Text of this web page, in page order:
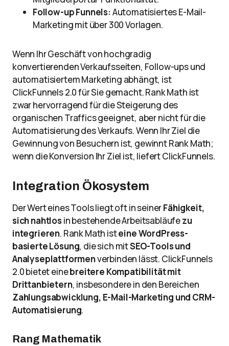
Follow-up Funnels:Automatisiertes E-Mail-
Marketing mit über 300 Vorlagen.
Wenn Ihr Geschäft von hochgradig
konvertierenden Verkaufsseiten, Follow-ups und
automatisiertem Marketing abhängt, ist
ClickFunnels 2.0 für Sie gemacht. Rank Math ist
zwar hervorragend für die Steigerung des
organischen Traffics geeignet, aber nicht für die
Automatisierung des Verkaufs. Wenn Ihr Ziel die
Gewinnung von Besuchern ist, gewinnt Rank Math;
wenn die Konversion Ihr Ziel ist, liefert ClickFunnels.
Integration Ökosystem
Der Wert eines Tools liegt oft in seinerFähigkeit,
sich nahtlos in bestehende Arbeitsabläufezu
integrieren. Rank Math isteine WordPress-
basierte Lösung, die sich mitSEO-Tools und
Analyseplattformenverbinden lässt. ClickFunnels
2.0 bietet einebreitere Kompatibilität mit
Drittanbietern, insbesondere in den Bereichen
Zahlungsabwicklung, E-Mail-Marketing und CRM-
Automatisierung.
Rang Mathematik